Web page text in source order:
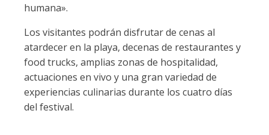
humana».
Los visitantes podrán disfrutar de cenas al
atardecer en la playa, decenas de restaurantes y
food trucks, amplias zonas de hospitalidad,
actuaciones en vivo y una gran variedad de
experiencias culinarias durante los cuatro días
del festival.